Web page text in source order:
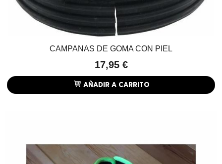
CAMPANAS DE GOMA CON PIEL
17,95 €
AÑADIR A CARRITO